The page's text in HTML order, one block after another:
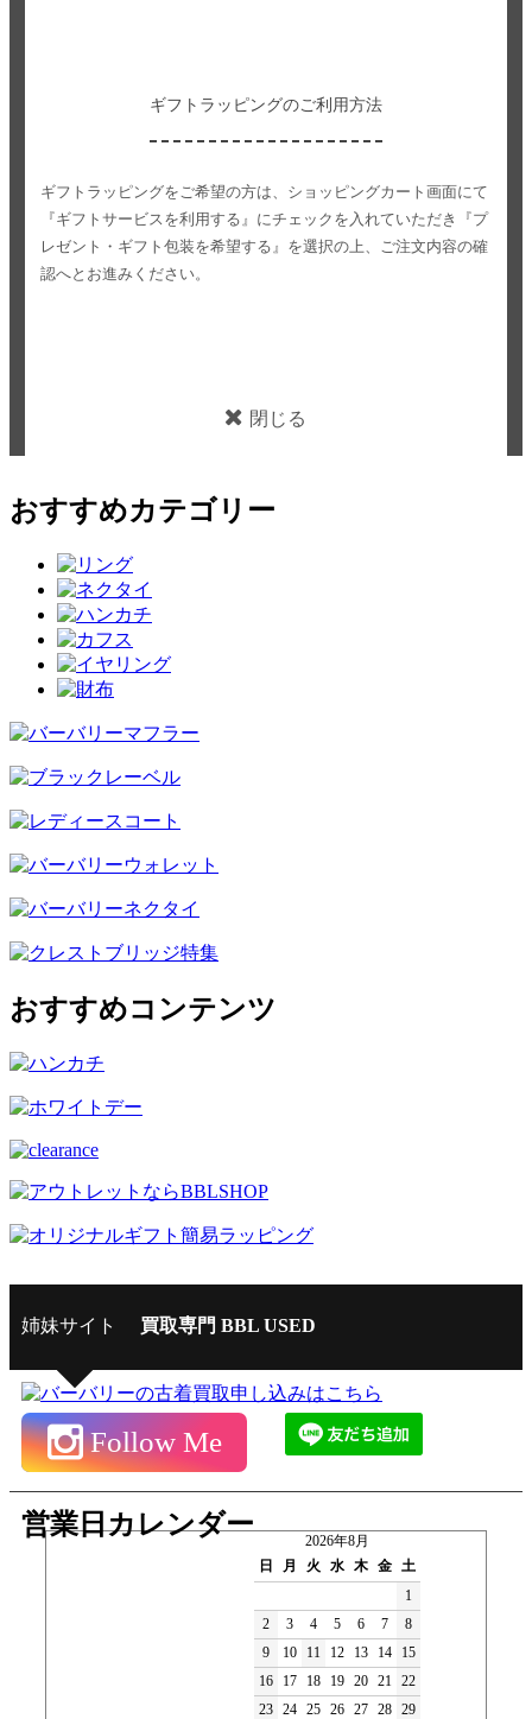
ギフトラッピングのご利用方法
ギフトラッピングをご希望の方は、ショッピングカート画面にて
『ギフトサービスを利用する』にチェックを入れていただき
『プ
レゼント・ギフト包装を希望する』を選択の上、ご注文内容の確
認へとお進みください。
閉じる
おすすめカテゴリー
おすすめコンテンツ
姉妹サイト 買取専門 BBL USED
Follow Me
営業日カレンダー
2026年8月
日
月 火 水 木 金 土
1
2
3 4 5 6 7
8
9
10 11 12 13 14
15
16
17 18 19 20 21 22
23 24 25 26 27 28 29